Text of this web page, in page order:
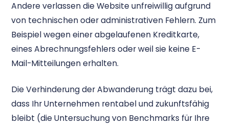
Andere verlassen die Website unfreiwillig aufgrund
von technischen oder administrativen Fehlern. Zum
Beispiel wegen einer abgelaufenen Kreditkarte,
eines Abrechnungsfehlers oder weil sie keine E-
Mail-Mitteilungen erhalten.
Die Verhinderung der Abwanderung trägt dazu bei,
dass Ihr Unternehmen rentabel und zukunftsfähig
bleibt (die Untersuchung von Benchmarks für Ihre